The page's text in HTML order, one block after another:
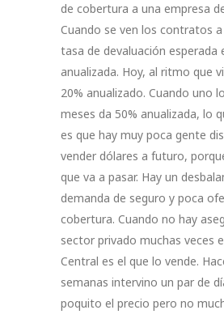
de cobertura a una empresa
Cuando se ven los contratos
tasa de devaluación esperada
anualizada. Hoy, al ritmo que
20% anualizado. Cuando uno
meses da 50% anualizada, lo
es que hay muy poca gente
vender dólares a futuro,
que va a pasar. Hay un
demanda de seguro y poca
cobertura. Cuando no hay
sector privado muchas veces
Central es el que lo vende.
semanas intervino un par de
poquito el precio pero no